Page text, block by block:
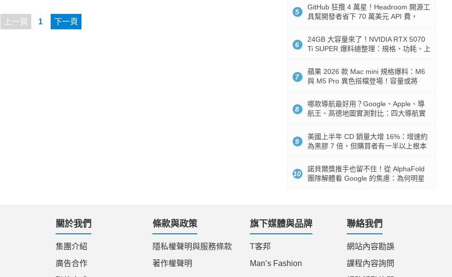
上一頁 1 下一頁
5
GitHub 狂攬 4 萬星！Headroom 開源工
具幫開發者省下 70 萬美元 API 費，
6
24GB 大容量來了！NVIDIA RTX 5070
Ti SUPER 爆料總整理：規格、功耗、上
7
蘋果 2026 款 Mac mini 規格爆料：M6
與 M5 Pro 異色搭檔登場！容量或將
8
哪款導航最好用？Google、Apple、導
航王、高德地圖實測對比：四大導航實
9
美國上半年 CD 銷量大增 16%：增速約
為黑膠 7 倍，但購買者有一半以上根本
10
諾貝爾獎推手也留不住！從 AlphaFold
團隊解體看 Google 的焦慮：為何明星
關於我們
集團介紹
廣告合作
條款與政策
隱私權聲明與服務條款
著作權聲明
旗下媒體與品牌
T客邦
Man’s Fashion
聯絡我們
網站內容勘誤
課程內容詢問